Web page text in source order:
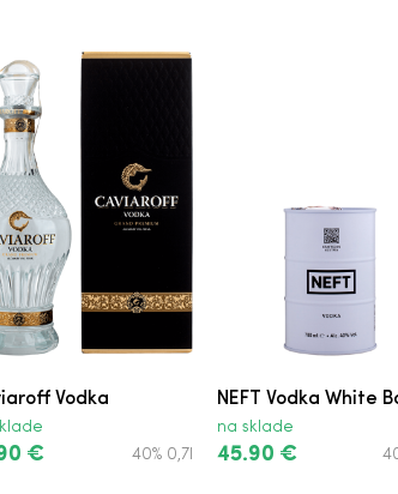
Vodka
€ 40% 0,7l
NEFT Vodka White
na sklade
45.90 €